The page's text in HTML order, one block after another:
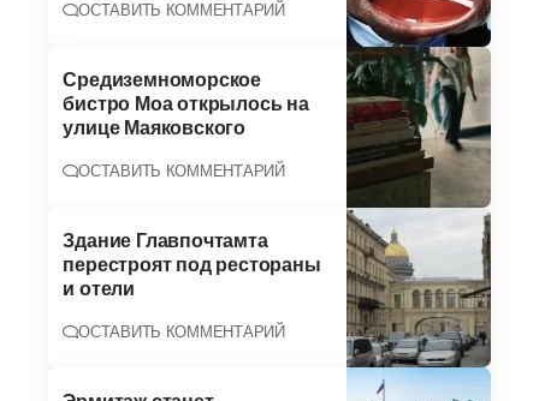
ОСТАВИТЬ КОММЕНТАРИЙ
Средиземноморское
бистро Moa открылось на
улице Маяковского
ОСТАВИТЬ КОММЕНТАРИЙ
Здание Главпочтамта
перестроят под рестораны
и отели
ОСТАВИТЬ КОММЕНТАРИЙ